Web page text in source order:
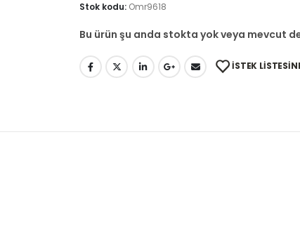
Stok kodu: Omr9618
Bu ürün şu anda stokta yok veya mevcut
İSTEK